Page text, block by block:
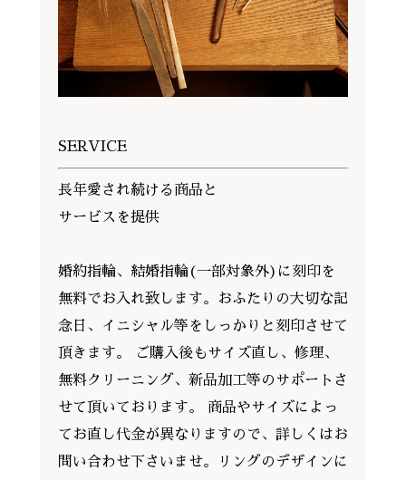
SERVICE
長年愛され続ける商品と
サービスを提供
婚約指輪、結婚指輪(一部対象外)に刻印を
無料でお入れ致します。おふたりの大切な記
念日、イニシャル等をしっかりと刻印させて
頂きます。 ご購入後もサイズ直し、修理、
無料クリーニング、新品加工等のサポートさ
せて頂いております。 商品やサイズによっ
てお直し代金が異なりますので、詳しくはお
問い合わせ下さいませ。リングのデザインに